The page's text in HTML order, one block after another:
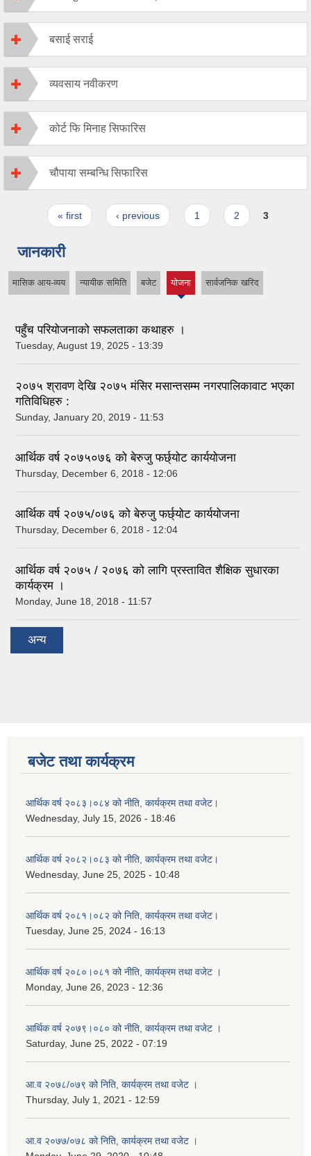
बसाई सराई
व्यवसाय नवीकरण
कोर्ट फि मिनाह सिफारिस
चौपाया सम्बन्धि सिफारिस
Pages« first ‹ previous 1 2 3
जानकारी
मासिक आय-व्यय न्यायीक समिति बजेट योजना सार्वजनिक खरिद
पहुँच परियोजनाको सफलताका कथाहरु ।
Tuesday, August 19, 2025 - 13:39
२०७५ श्रावण देखि २०७५ मंसिर मसान्तसम्म नगरपालिकावाट भएका
गतिविधिहरु :
Sunday, January 20, 2019 - 11:53
आर्थिक वर्ष २०७५०७६ को बेरुजु फर्छ्योट कार्ययोजना
Thursday, December 6, 2018 - 12:06
आर्थिक वर्ष २०७५/०७६ को बेरुजु फर्छ्योट कार्ययोजना
Thursday, December 6, 2018 - 12:04
आर्थिक वर्ष २०७५ / २०७६ को लागि प्रस्तावित शैक्षिक सुधारका
कार्यक्रम ।
Monday, June 18, 2018 - 11:57
अन्य
बजेट तथा कार्यक्रम
आर्थिक वर्ष २०८३।०८४ को नीति, कार्यक्रम तथा वजेट।
Wednesday, July 15, 2026 - 18:46
आर्थिक वर्ष २०८२।०८३ को नीति, कार्यक्रम तथा वजेट।
Wednesday, June 25, 2025 - 10:48
आर्थिक वर्ष २०८१।०८२ को निति, कार्यक्रम तथा वजेट।
Tuesday, June 25, 2024 - 16:13
आर्थिक वर्ष २०८०।०८१ को नीति, कार्यक्रम तथा वजेट ।
Monday, June 26, 2023 - 12:36
आर्थिक वर्ष २०७९।०८० को नीति, कार्यक्रम तथा वजेट ।
Saturday, June 25, 2022 - 07:19
आ.व २०७८/०७९ को निति, कार्यक्रम तथा वजेट ।
Thursday, July 1, 2021 - 12:59
आ.व २०७७/०७८ को निति, कार्यक्रम तथा वजेट ।